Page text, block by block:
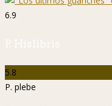
6.9
P. Hislibris
5.8
P. plebe